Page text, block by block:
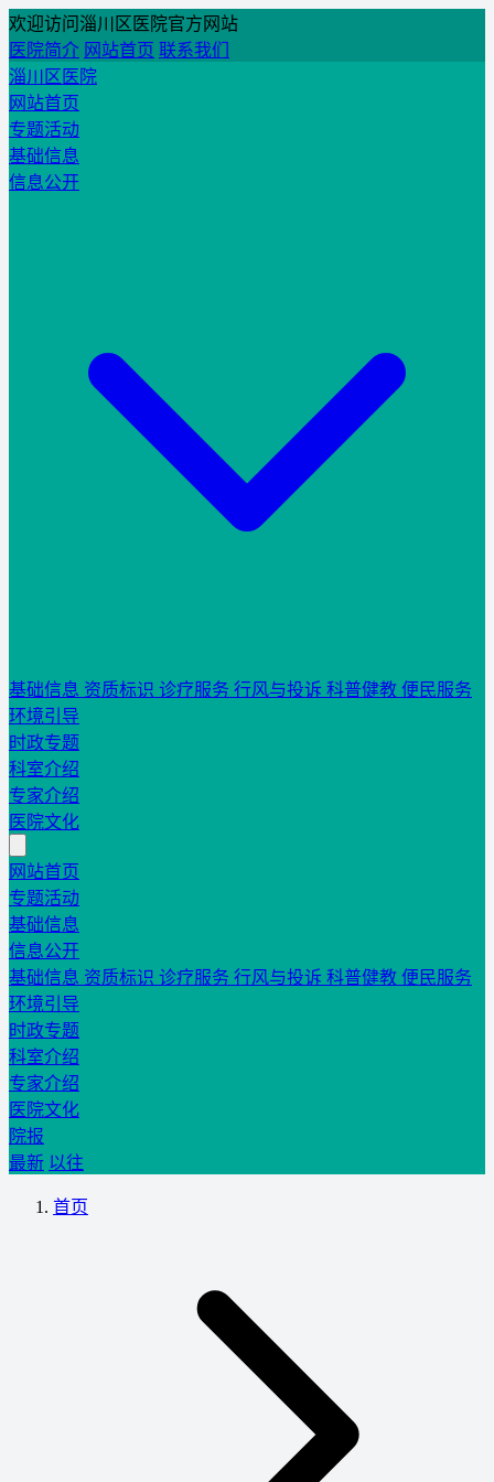
欢迎访问淄川区医院官方网站
医院简介 网站首页 联系我们
淄川区医院
网站首页
专题活动
基础信息
信息公开
基础信息 资质标识 诊疗服务 行风与投诉 科普健教 便民服务
环境引导
时政专题
科室介绍
专家介绍
医院文化
网站首页
专题活动
基础信息
信息公开
基础信息 资质标识 诊疗服务 行风与投诉 科普健教 便民服务
环境引导
时政专题
科室介绍
专家介绍
医院文化
院报
最新 以往
首页